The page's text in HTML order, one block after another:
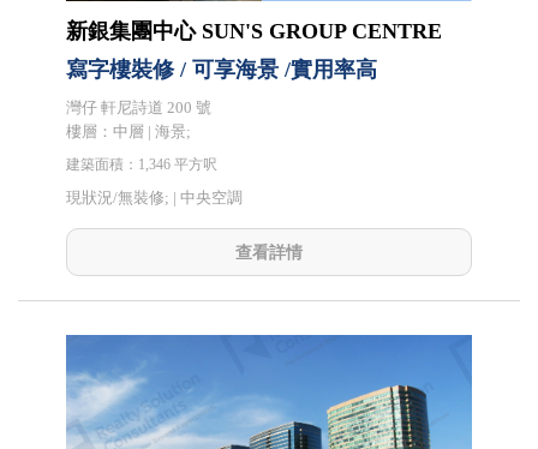
新銀集團中心 SUN'S GROUP CENTRE
寫字樓裝修 / 可享海景 /實用率高
灣仔 軒尼詩道 200 號
樓層：中層 | 海景;
建築面積：1,346 平方呎
現狀況/無裝修; | 中央空調
查看詳情